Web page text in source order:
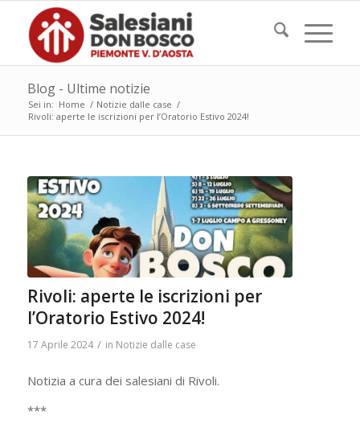
Blog - Ultime notizie
Sei in: Home / Notizie dalle case /
Rivoli: aperte le iscrizioni per l’Oratorio Estivo 2024!
Rivoli: aperte le iscrizioni per
l’Oratorio Estivo 2024!
17 Aprile 2024 / in Notizie dalle case
Notizia a cura dei salesiani di Rivoli.
***